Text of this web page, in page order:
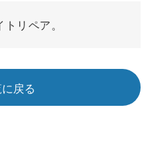
リペア。
戻る